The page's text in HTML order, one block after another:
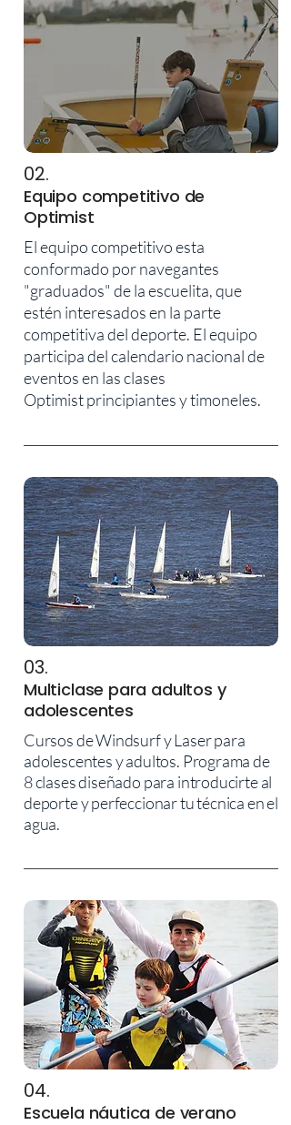
02.
Equipo competitivo de
Optimist
El equipo competitivo esta
conformado por navegantes
"graduados" de la escuelita, que
estén interesados en la parte
competitiva del deporte. El equipo
participa del calendario nacional de
eventos en las clases
Optimist principiantes y timoneles.
03.
Multiclase para adultos y
adolescentes
Cursos de Windsurf y Laser para
adolescentes y adultos. Programa de
8 clases diseñado para introducirte al
deporte y perfeccionar tu técnica en el
agua.
04.
Escuela náutica de verano